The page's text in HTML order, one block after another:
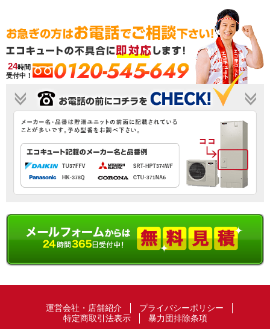
24時間
受付中！
0120-545-649
運営会社・店舗紹介
プライバシーポリシー
特定商取引法表示
暴力団排除条項